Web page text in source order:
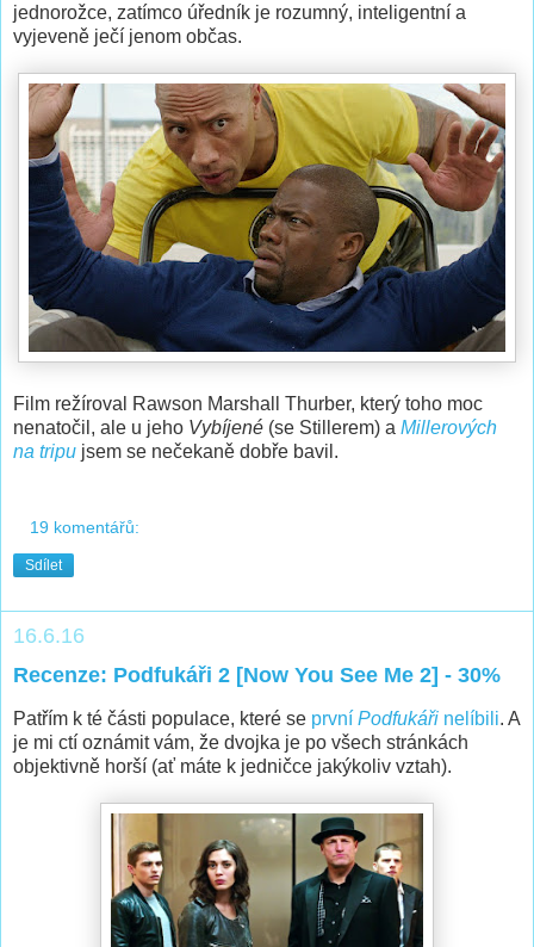
jednorožce, zatímco úředník je rozumný, inteligentní a
vyjeveně ječí jenom občas.
Film režíroval Rawson Marshall Thurber, který toho moc
nenatočil, ale u jeho Vybíjené (se Stillerem) a Millerových
na tripu jsem se nečekaně dobře bavil.
19 komentářů:
Sdílet
16.6.16
Recenze: Podfukáři 2 [Now You See Me 2] - 30%
Patřím k té části populace, které se první Podfukáři nelíbili. A
je mi ctí oznámit vám, že dvojka je po všech stránkách
objektivně horší (ať máte k jedničce jakýkoliv vztah).